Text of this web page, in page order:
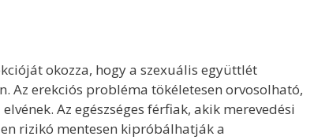
okozza, hogy a szexuális együttlét
Az erekciós probléma tökéletesen orvosolható,
Az egészséges férfiak, akik merevedési
rizikó mentesen kipróbálhatják a